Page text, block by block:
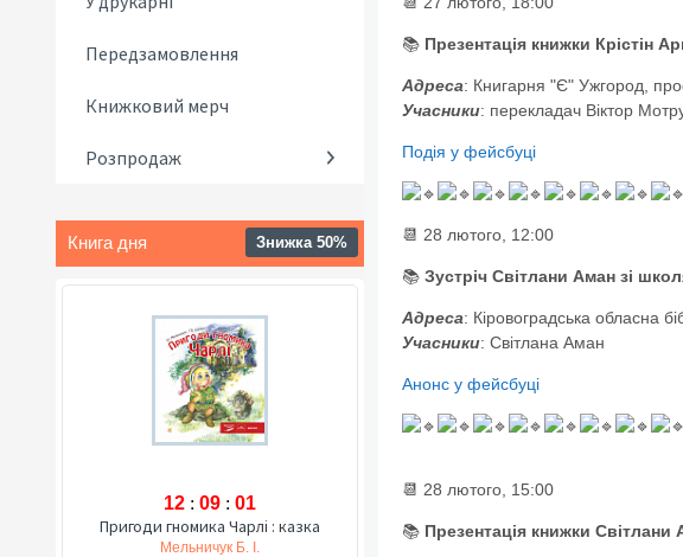
Передзамовлення
Книжковий мерч
Розпродаж
Книга дня Знижка 50%
12 : 09 : 00
Пригоди гномика Чарлі : казка
Мельничук Б. І.
📚 Презентація книжки Крістін
Адреса: Книгарня "Є" Ужгород,
Учасники: перекладач Віктор
Подія у фейсбуці
📆 28 лютого, 12:00
📚 Зустріч Світлани Аман зі
Адреса: Кіровоградська обласна
Учасники: Світлана Аман
Анонс у фейсбуці
📆 28 лютого, 15:00
📚 Презентація книжки